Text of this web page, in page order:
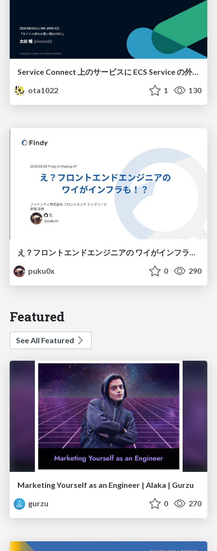
Service Connect 上のサービスに ECS Service の外側から到達できなかった話
ota1022
1 130
え？フロントエンドエンジニアの ワイがインフラも！？
puku0x
0 290
Featured
See All Featured
Marketing Yourself as an Engineer | Alaka | Gurzu
gurzu
0 270